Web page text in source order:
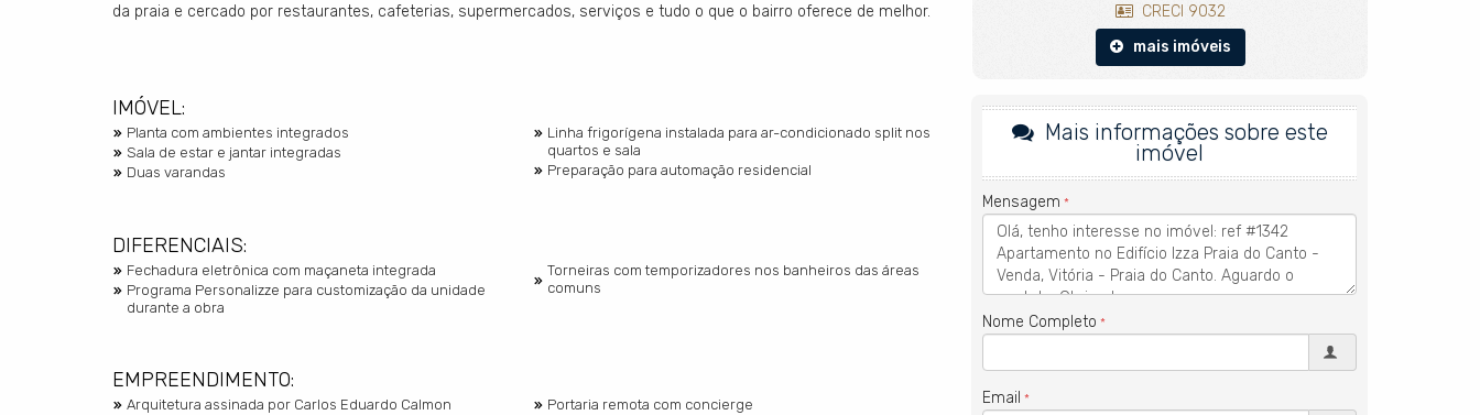
da praia e cercado por restaurantes, cafeterias, supermercados, serviços e tudo o que o bairro oferece de melhor.
IMÓVEL:
Planta com ambientes integrados
Sala de estar e jantar integradas
Duas varandas
Linha frigorígena instalada para ar-condicionado split nos
quartos e sala
Preparação para automação residencial
DIFERENCIAIS:
Fechadura eletrônica com maçaneta integrada
Programa Personalizze para customização da unidade
durante a obra
Torneiras com temporizadores nos banheiros das áreas
comuns
EMPREENDIMENTO:
Arquitetura assinada por Carlos Eduardo Calmon
Portaria remota com concierge
CRECI 9032
mais imóveis
Mais informações sobre este
imóvel
Mensagem
Nome Completo
Email